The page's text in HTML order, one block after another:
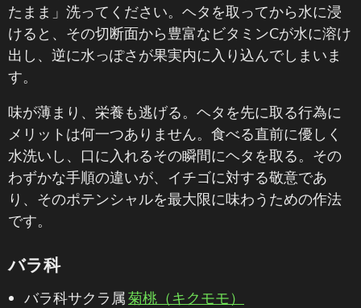
たまま」洗ってください。ヘタを取ってから水に浸
けると、その切断面から豊富なビタミンCが水に溶け
出し、逆に水っぽさが果実内に入り込んでしまいま
す。
味が薄まり、栄養も逃げる。ヘタを先に取る行為に
メリットは何一つありません。食べる直前に優しく
水洗いし、口に入れるその瞬間にヘタを取る。その
わずかな手順の違いが、イチゴに対する敬意であ
り、そのポテンシャルを最大限に味わうための作法
です。
バラ科
バラ科サクラ属菊桃（キクモモ）